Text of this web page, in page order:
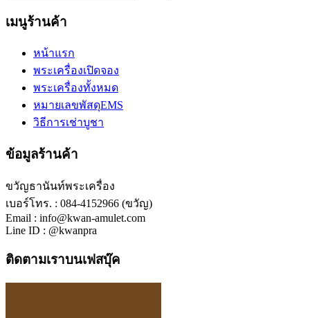
เมนูร้านค้า
หน้าแรก
พระเครื่องเปิดจอง
พระเครื่องทั้งหมด
หมายเลขพัสดุEMS
วิธีการเช่าบูชา
ข้อมูลร้านค้า
ขวัญธานันท์พระเครื่อง
เบอร์โทร. : 084-4152966 (ขวัญ)
Email : info@kwan-amulet.com
Line ID : @kwanpra
ติดตามเราบนเฟสบุ๊ค